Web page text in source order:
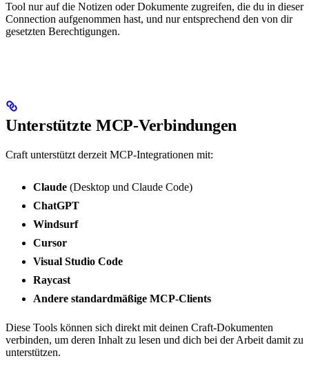
Tool nur auf die Notizen oder Dokumente zugreifen, die du in dieser
Connection aufgenommen hast, und nur entsprechend den von dir
gesetzten Berechtigungen.
Unterstützte MCP-Verbindungen
Craft unterstützt derzeit MCP-Integrationen mit:
Claude (Desktop und Claude Code)
ChatGPT
Windsurf
Cursor
Visual Studio Code
Raycast
Andere standardmäßige MCP-Clients
Diese Tools können sich direkt mit deinen Craft-Dokumenten
verbinden, um deren Inhalt zu lesen und dich bei der Arbeit damit zu
unterstützen.